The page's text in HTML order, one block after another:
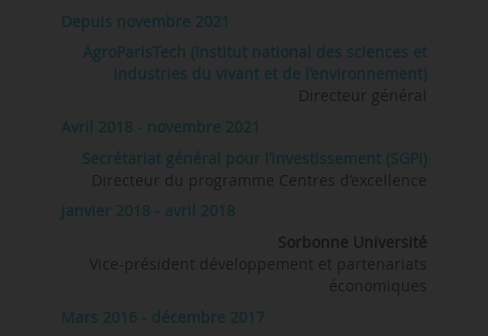
Depuis novembre 2021
AgroParisTech (Institut national des sciences et
industries du vivant et de l’environnement)
Directeur général
Avril 2018 - novembre 2021
Secrétariat général pour l’investissement (SGPI)
Directeur du programme Centres d’excellence
Janvier 2018 - avril 2018
Sorbonne Université
Vice-président développement et partenariats
économiques
Mars 2016 - décembre 2017